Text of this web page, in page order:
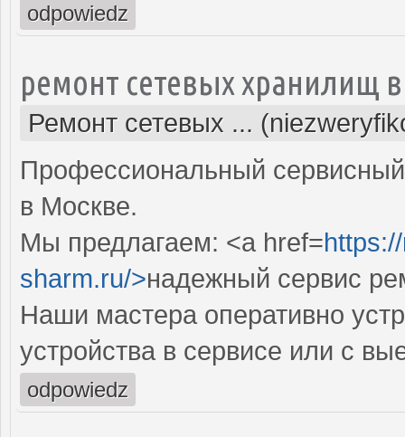
odpowiedz
ремонт сетевых хранилищ
Ремонт сетевых ...
Профессиональный
в Москве.
Мы предлагаем: <a href=
sharm.ru/>надежный сервис
Наши мастера оперативно
устройства в сервисе или с
odpowiedz